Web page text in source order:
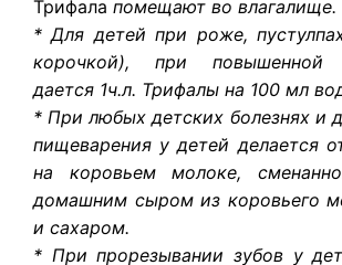
Трифала помещают во влагалище.
* Для детей при роже,
корочкой), при повышенной
дается 1ч.л. Трифалы на 100 мл
* При любых детских болезнях и
пищеварения у детей делается
на коровьем молоке,
домашним сыром из коровьего
и сахаром.
* При прорезывании зубов у